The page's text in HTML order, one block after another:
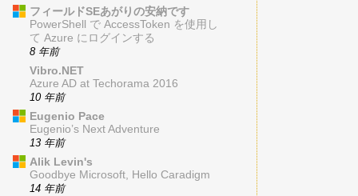
フィールドSEあがりの安納です
PowerShell で AccessToken を使用し
て Azure にログインする
8 年前
Vibro.NET
Azure AD at Techorama 2016
10 年前
Eugenio Pace
Eugenio’s Next Adventure
13 年前
Alik Levin's
Goodbye Microsoft, Hello Caradigm
14 年前